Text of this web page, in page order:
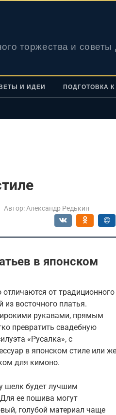
торжества и
И ИДЕИ ПОДГОТОВКА
Автор: Александр Редькин
в японском
от традиционного
восточного платья.
рукавами, прямым
превратить свадебную
«Русалка», с
в японском стиле или же
для кимоно.
шелк будет лучшим
ее пошива могут
голубой материал чаще